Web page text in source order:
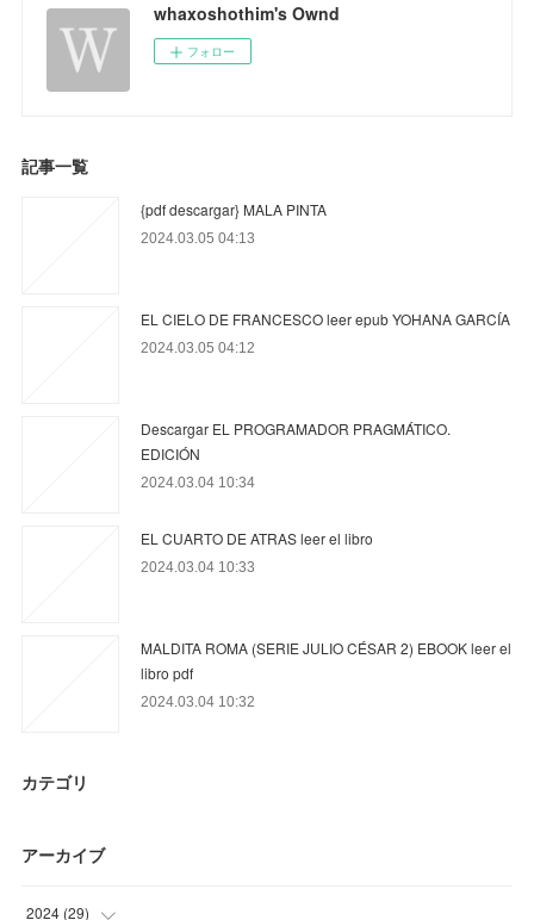
whaxoshothim's Ownd
フォロー
記事一覧
{pdf descargar} MALA PINTA
2024.03.05 04:13
EL CIELO DE FRANCESCO leer epub YOHANA GARCÍA
2024.03.05 04:12
Descargar EL PROGRAMADOR PRAGMÁTICO.
EDICIÓN
2024.03.04 10:34
EL CUARTO DE ATRAS leer el libro
2024.03.04 10:33
MALDITA ROMA (SERIE JULIO CÉSAR 2) EBOOK leer el
libro pdf
2024.03.04 10:32
カテゴリ
アーカイブ
2024 (29)